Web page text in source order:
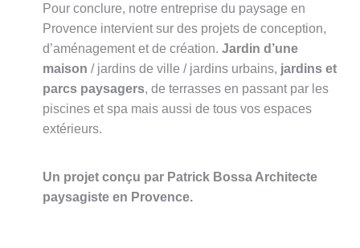
Pour conclure, notre entreprise du paysage en
Provence intervient sur des projets de conception,
d’aménagement et de création. Jardin d’une
maison / jardins de ville / jardins urbains, jardins et
parcs paysagers, de terrasses en passant par les
piscines et spa mais aussi de tous vos espaces
extérieurs.
Un projet conçu par Patrick Bossa Architecte
paysagiste en Provence.